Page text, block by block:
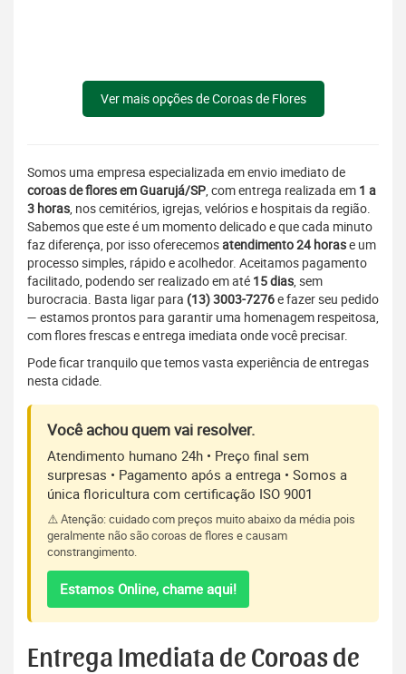
Ver mais opções de Coroas de Flores
Somos uma empresa especializada em envio imediato de
coroas de flores em Guarujá/SP, com entrega realizada em 1 a
3 horas, nos cemitérios, igrejas, velórios e hospitais da região.
Sabemos que este é um momento delicado e que cada minuto
faz diferença, por isso oferecemosatendimento 24 horase um
processo simples, rápido e acolhedor. Aceitamos pagamento
facilitado, podendo ser realizado em até 15 dias, sem
burocracia. Basta ligar para (13) 3003-7276e fazer seu pedido
— estamos prontos para garantir uma homenagem respeitosa,
com flores frescas e entrega imediata onde você precisar.
Pode ficar tranquilo que temos vasta experiência de entregas
nesta cidade.
Você achou quem vai resolver.
Atendimento humano 24h • Preço final sem
surpresas • Pagamento após a entrega • Somos a
única floricultura com certificação ISO 9001
⚠️ Atenção: cuidado com preços muito abaixo da média pois
geralmente não são coroas de flores e causam
constrangimento.
Estamos Online, chame aqui!
Entrega Imediata de Coroas de